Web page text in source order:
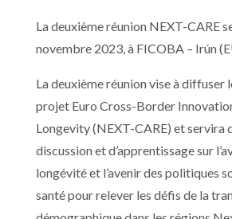
La deuxième réunion NEXT-CARE
novembre 2023, à FICOBA – Irún
La deuxième réunion vise à diffuser
projet Euro Cross-Border
Longevity (NEXT-CARE) et servira
discussion et d’apprentissage sur
longévité et l’avenir des politiques
santé pour relever les défis de la